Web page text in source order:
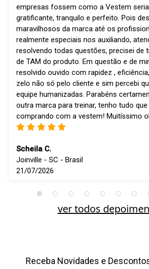
empresas fossem como a Vestem
gratificante, tranquilo e perfeito. Pois
maravilhosos da marca até os
realmente especiais nos auxiliando,
resolvendo todas questões, precisei de
de TAM do produto. Em questão e de
resolvido ouvido com rapidez ,
zelo não só pelo cliente e sim percebi
equipe humanizadas. Parabéns
outra marca para treinar, tenho tudo
comprando com a vestem! Muitíssimo
Scheila C.
Joinville - SC - Brasil
21/07/2026
ver todos
Receba Novidades e